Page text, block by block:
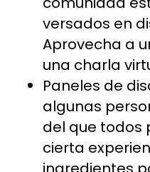
versados en
Aprovecha a
una charla
Paneles de
algunas
del que todos
cierta